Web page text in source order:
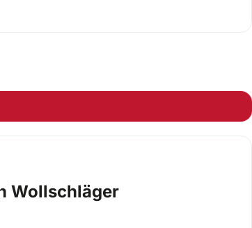
Wollschläger